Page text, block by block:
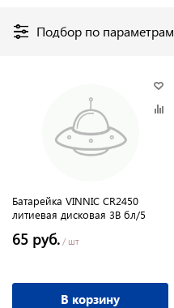
Подбор по параметрам
Батарейка VINNIC CR2450
литиевая дисковая 3В бл/5
65 руб. / шт
В корзину